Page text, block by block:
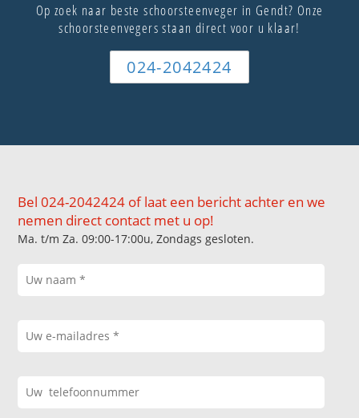
Op zoek naar beste schoorsteenveger in Gendt? Onze
schoorsteenvegers staan direct voor u klaar!
024-2042424
Bel 024-2042424 of laat een bericht achter en we
nemen direct contact met u op!
Ma. t/m Za. 09:00-17:00u, Zondags gesloten.